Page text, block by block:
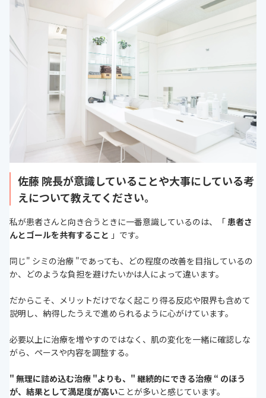
佐藤 院長が意識していることや大事にしている考
えについて教えてください。
私が患者さんと向き合うときに一番意識しているのは、「 患者さ
んとゴールを共有すること 」です。
同じ" シミの治療 "であっても、どの程度の改善を目指しているの
か、どのような負担を避けたいかは人によって違います。
だからこそ、メリットだけでなく起こり得る反応や限界も含めて
説明し、納得したうえで進められるように心がけています。
必要以上に治療を増やすのではなく、肌の変化を一緒に確認しな
がら、ペースや内容を調整する。
" 無理に詰め込む治療 "よりも、" 継続的にできる治療 “ のほう
が、結果として満足度が高いことが多いと感じています。